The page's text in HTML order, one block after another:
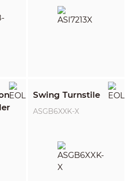
Swing Turnstile
ASGB6XXK-X